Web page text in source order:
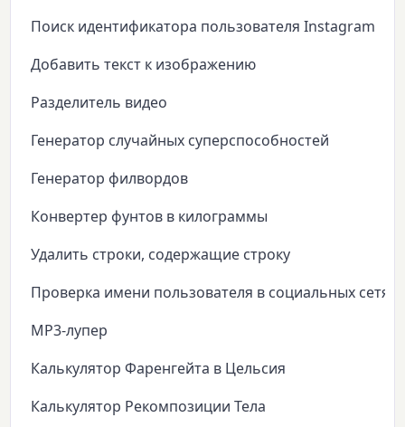
Поиск идентификатора пользователя Instagram
Добавить текст к изображению
Разделитель видео
Генератор случайных суперспособностей
Генератор филвордов
Конвертер фунтов в килограммы
Удалить строки, содержащие строку
Проверка имени пользователя в социальных сетях
MP3-лупер
Калькулятор Фаренгейта в Цельсия
Калькулятор Рекомпозиции Тела